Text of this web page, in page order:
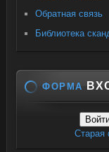
Обратная связь
Библиотека
ФОРМА
Старая